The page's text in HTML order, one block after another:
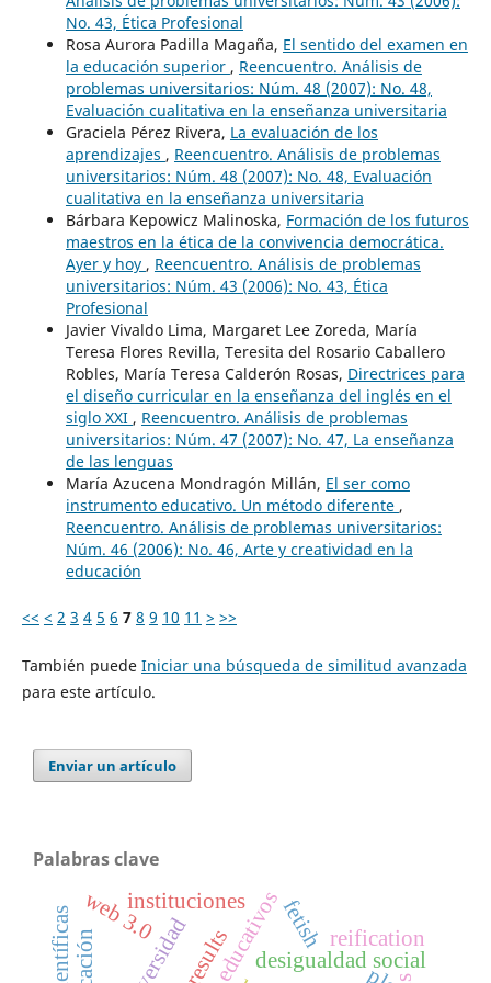
No. 43, Ética Profesional
Rosa Aurora Padilla Magaña, El sentido del examen en
la educación superior , Reencuentro. Análisis de
problemas universitarios: Núm. 48 (2007): No. 48,
Evaluación cualitativa en la enseñanza universitaria
Graciela Pérez Rivera, La evaluación de los
aprendizajes , Reencuentro. Análisis de problemas
universitarios: Núm. 48 (2007): No. 48, Evaluación
cualitativa en la enseñanza universitaria
Bárbara Kepowicz Malinoska, Formación de los futuros
maestros en la ética de la convivencia democrática.
Ayer y hoy , Reencuentro. Análisis de problemas
universitarios: Núm. 43 (2006): No. 43, Ética
Profesional
Javier Vivaldo Lima, Margaret Lee Zoreda, María
Teresa Flores Revilla, Teresita del Rosario Caballero
Robles, María Teresa Calderón Rosas, Directrices para
el diseño curricular en la enseñanza del inglés en el
siglo XXI , Reencuentro. Análisis de problemas
universitarios: Núm. 47 (2007): No. 47, La enseñanza
de las lenguas
María Azucena Mondragón Millán, El ser como
instrumento educativo. Un método diferente ,
Reencuentro. Análisis de problemas universitarios:
Núm. 46 (2006): No. 46, Arte y creatividad en la
educación
<< < 2 3 4 5 6 7 8 9 10 11 > >>
También puede Iniciar una búsqueda de similitud avanzada
para este artículo.
Enviar un artículo
Palabras clave
desigualdad social
instituciones fetish reification
web 3.0